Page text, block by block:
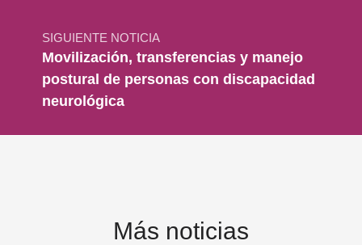
SIGUIENTE NOTICIA
Movilización, transferencias y manejo
postural de personas con discapacidad
neurológica
Más noticias